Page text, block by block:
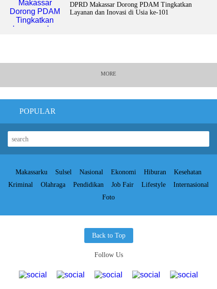
DPRD Makassar Dorong PDAM Tingkatkan
Layanan dan Inovasi di Usia ke-101
MORE
POPULAR
Makassarku Sulsel Nasional Ekonomi Hiburan
Kesehatan
Kriminal
Olahraga Pendidikan Job Fair Lifestyle
Internasional
Foto
Back to Top
Follow Us